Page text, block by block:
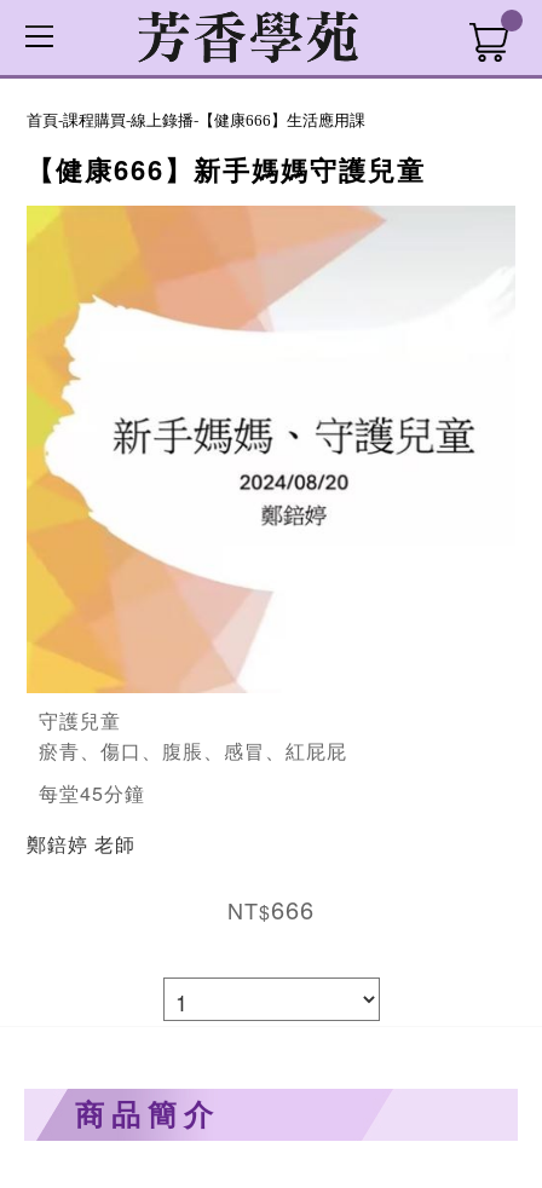
首頁-課程購買-線上錄播- 【健康666】生活應用課
【健康666】新手媽媽守護兒童
守護兒童
瘀青、傷口、腹脹、感冒、紅屁屁
每堂45分鐘
鄭錇婷 老師
NT$666
商品簡介